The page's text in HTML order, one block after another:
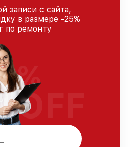
записи с сайта,
в размере -25%
по ремонту
%
OFF